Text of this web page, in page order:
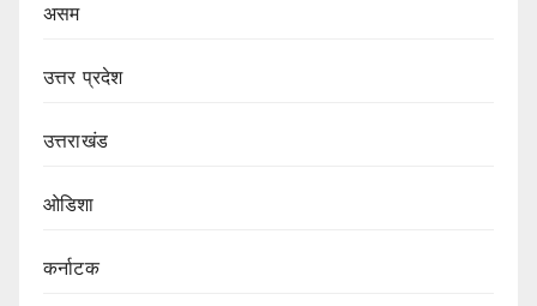
असम
उत्तर प्रदेश
उत्तराखंड
ओडिशा
कर्नाटक